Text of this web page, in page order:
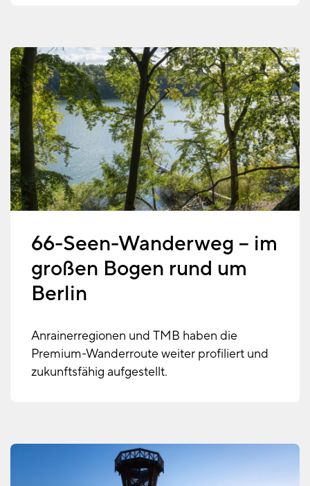
66-Seen-Wanderweg – im
großen Bogen rund um
Berlin
Anrainerregionen und TMB haben die
Premium-Wanderroute weiter profiliert und
zukunftsfähig aufgestellt.